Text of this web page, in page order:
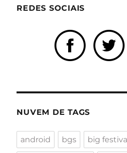
REDES SOCIAIS
NUVEM DE TAGS
android bgs big